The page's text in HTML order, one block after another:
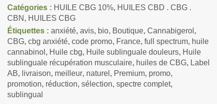
Catégories : HUILE CBG 10%, HUILES CBD . CBG .
CBN , HUILES CBG
Étiquettes : anxiété, avis, bio, Boutique, Cannabigerol ,
CBG, cbg anxiété, code promo, France, full spectrum, huile
cannabinol , Huile cbg, Huile sublinguale douleurs, Huile
sublinguale récupération musculaire, huiles de CBG, Label
AB, livraison, meilleur, naturel , Premium, promo,
promotion, réduction, sélection, spectre complet,
sublingual